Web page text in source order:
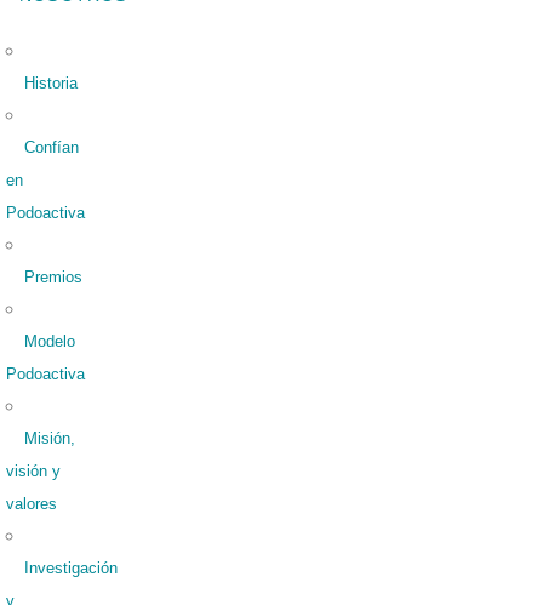
Historia
Confían
en
Podoactiva
Premios
Modelo
Podoactiva
Misión,
visión y
valores
Investigación
y